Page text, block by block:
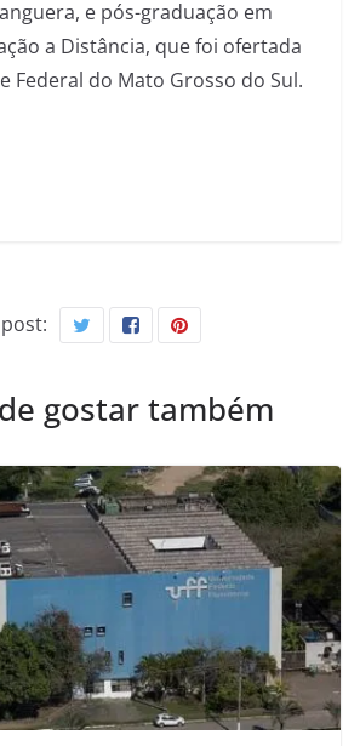
e pós-graduação em
a Distância, que foi ofertada
Federal do Mato Grosso do Sul.
gostar também